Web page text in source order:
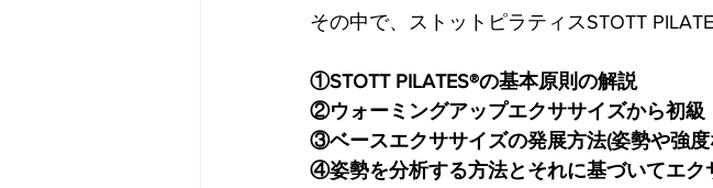
その中で、ストットピラティスSTOTT
①STOTT PILATES®の基本原則の解説
②ウォーミングアップエクササイズから初級
③ベースエクササイズの発展方法(姿勢や強度
④姿勢を分析する方法とそれに基づいてエク